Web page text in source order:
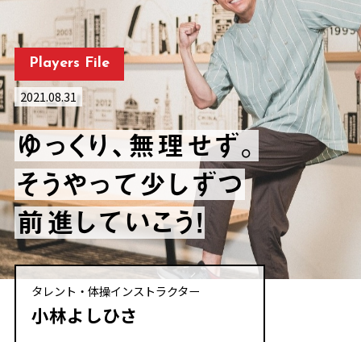
Players File
2021.08.31
ゆっくり、無理せず。
そうやって少しずつ
前進していこう！
タレント・体操インストラクター
小林よしひさ